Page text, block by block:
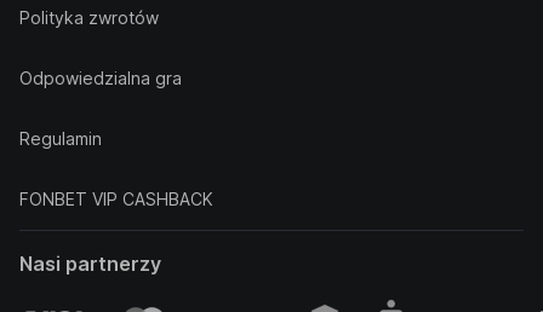
Polityka zwrotów
Odpowiedzialna gra
Regulamin
FONBET VIP CASHBACK
Nasi partnerzy